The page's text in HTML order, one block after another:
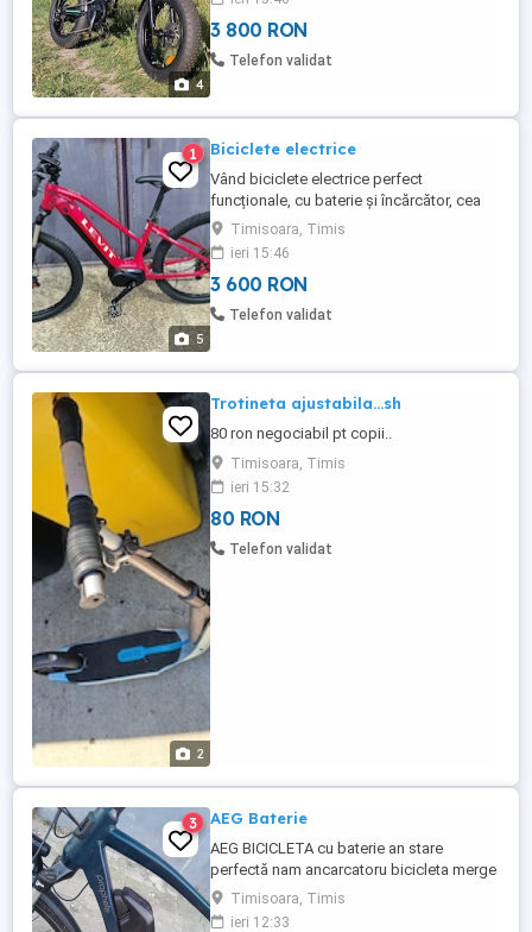
4
încărcător original, cheie baterie, echipată
cu far led, comandat la buton de pe
ghidon, stop led, claxon electronic.Are 5
3 800 RON
Telefon validat
5
1 Biciclete electrice
Vând biciclete electrice perfect
funcționale, cu baterie și încărcător, cea
roșie 4600 lei și cea gri 3600 lei, ambele cu
baterii detașabile.
Timisoara, Timis
ieri 15:46
3 600 RON
Telefon validat
2
Trotineta ajustabila...sh
80 ron negociabil pt copii..
Timisoara, Timis
ieri 15:32
80 RON
Telefon validat
3 AEG Baterie
AEG BICICLETA cu baterie an stare
perfectă nam ancarcatoru bicicleta merge
bine nare nici un defec preț ei 550 ușor
negociabil
Timisoara, Timis
ieri 12:33